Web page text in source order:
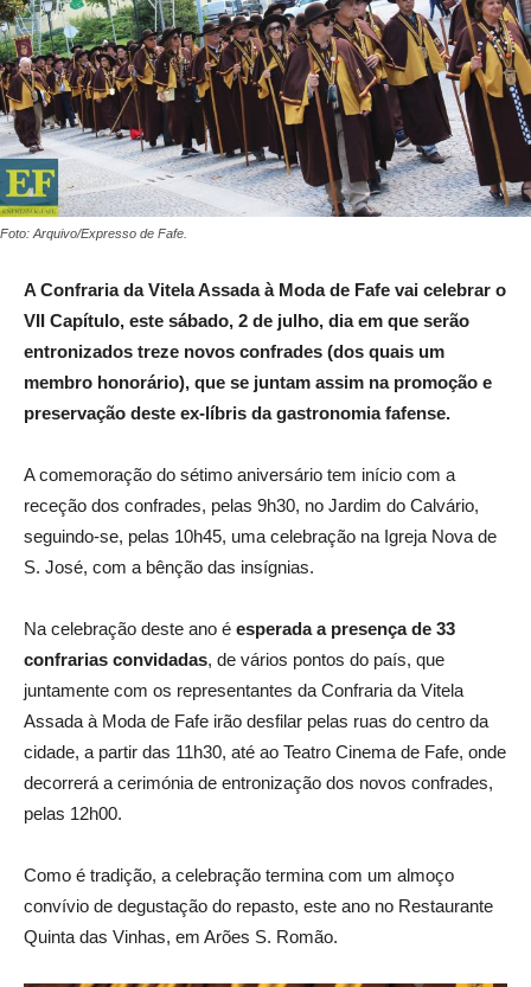
Foto: Arquivo/Expresso de Fafe.
A Confraria da Vitela Assada à Moda de Fafe vai celebrar o
VII Capítulo, este sábado, 2 de julho, dia em que serão
entronizados treze novos confrades (dos quais um
membro honorário), que se juntam assim na promoção e
preservação deste ex-líbris da gastronomia fafense.
A comemoração do sétimo aniversário tem início com a
receção dos confrades, pelas 9h30, no Jardim do Calvário,
seguindo-se, pelas 10h45, uma celebração na Igreja Nova de
S. José, com a bênção das insígnias.
Na celebração deste ano é esperada a presença de 33
confrarias convidadas, de vários pontos do país, que
juntamente com os representantes da Confraria da Vitela
Assada à Moda de Fafe irão desfilar pelas ruas do centro da
cidade, a partir das 11h30, até ao Teatro Cinema de Fafe, onde
decorrerá a cerimónia de entronização dos novos confrades,
pelas 12h00.
Como é tradição, a celebração termina com um almoço
convívio de degustação do repasto, este ano no Restaurante
Quinta das Vinhas, em Arões S. Romão.